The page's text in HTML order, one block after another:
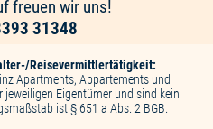
freuen wir uns!
31348
Reisevermittlertätigkeit:
Apartments, Appartements und
Eigentümer und sind kein
ist § 651 a Abs. 2 BGB.